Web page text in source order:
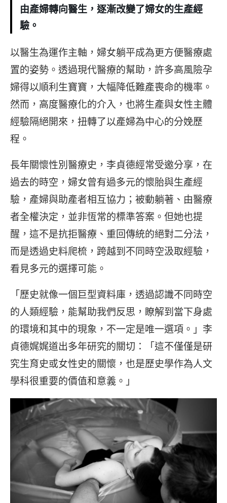
由產婦轉向醫生，逐漸改變了婦女的生產經
驗。
以醫生為運作主軸，婦女躺平成為更方便醫療處
置的姿勢。透過現代醫療的幫助，許多高風險孕
婦得以順利生寶寶，大幅降低難產喪命的機率。
然而，高度醫療化的介入，也將生產與女性主體
經驗隔絕開來，扭轉了以產婦為中心的分娩歷
程。
長年關懷性別醫療史，李貞德經常受邀分享，在
過去的時空，婦女曾有過多元的懷胎與生產經
驗，產婦與助產者相互協力；被動躺著、由醫療
者全權決定，並非恆常的標準答案。但她也提
醒，這不是抗拒醫療、重回傳統的絕對二分法，
而是透過史料爬梳，跨越到不同時空汲取經驗，
看見多元的選擇可能。
「歷史就像一個巨型資料庫，透過認識不同時空
的人類經驗，能幫助我們反思，瞭解到當下身處
的環境和其中的現象，不一定是唯一選項。」李
貞德娓娓道出多年研究的關切：「這不僅僅是研
究生育史或女性史的關懷，也是歷史學作為人文
學科很重要的價值和意義。」